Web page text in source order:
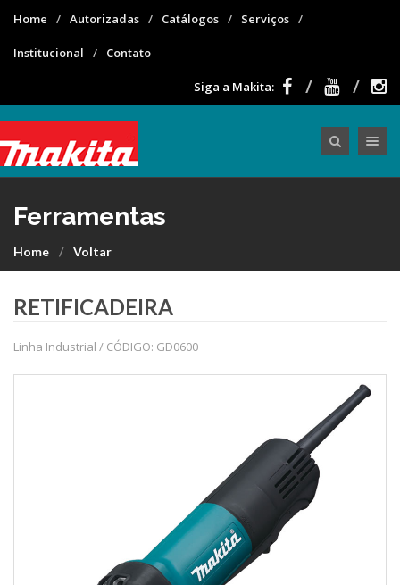
Home Autorizadas Catálogos Serviços
Institucional Contato
Siga a Makita:
Ferramentas
Home Voltar
RETIFICADEIRA
Linha Industrial / CÓDIGO: GD0600